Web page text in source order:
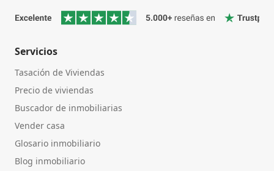
Servicios
Tasación de Viviendas
Precio de viviendas
Buscador de inmobiliarias
Vender casa
Glosario inmobiliario
Blog inmobiliario